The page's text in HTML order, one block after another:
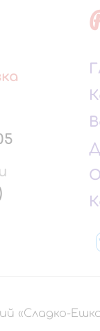
«Сладко-